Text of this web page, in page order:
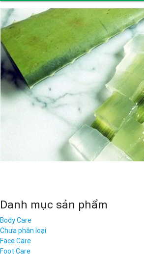
→
Danh mục sản phẩm
Body Care
Chưa phân loại
Face Care
Foot Care